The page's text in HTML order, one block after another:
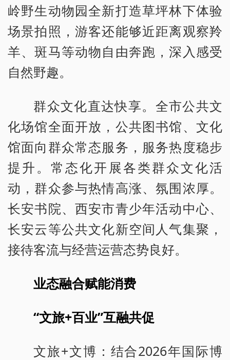
岭野生动物园全新打造草坪林下体验
场景拍照，游客还能够近距离观察羚
羊、斑马等动物自由奔跑，深入感受
自然野趣。
群众文化直达快享。全市公共文
化场馆全面开放，公共图书馆、文化
馆面向群众常态服务，服务热度稳步
提升。常态化开展各类群众文化活
动，群众参与热情高涨、氛围浓厚。
长安书院、西安市青少年活动中心、
长安云等公共文化新空间人气集聚，
接待客流与经营运营态势良好。
业态融合赋能消费
“文旅+百业”互融共促
文旅+文博：结合2026年国际博